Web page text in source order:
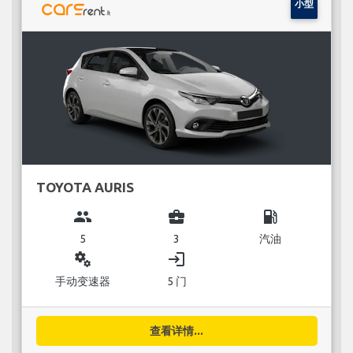
小型
TOYOTA AURIS
group
5
business_center
3
local_gas_station
汽油
miscellaneous_services
手动变速器
login
5 门
查看详情...